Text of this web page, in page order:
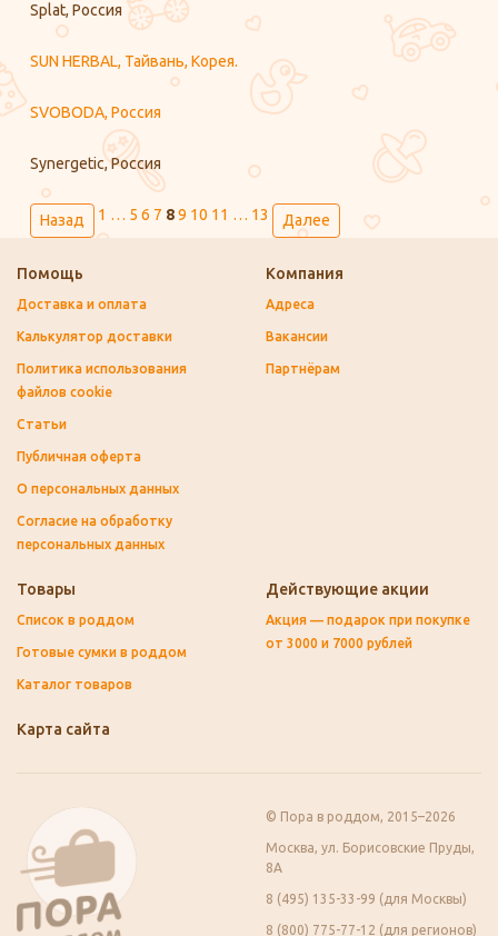
Splat, Россия
SUN HERBAL, Тайвань, Корея.
SVOBODA, Россия
Synergetic, Россия
Назад 1 … 5 6 7 89 10 11 … 13 Далее
Помощь
Доставка и оплата
Калькулятор доставки
Политика использования
файлов cookie
Статьи
Публичная оферта
О персональных данных
Согласие на обработку
персональных данных
Компания
Адреса
Вакансии
Партнёрам
Товары
Список в роддом
Готовые сумки в роддом
Каталог товаров
Действующие акции
Акция — подарок при покупке
от 3000 и 7000 рублей
Карта сайта
© Пора в роддом, 2015–2026
Москва, ул. Борисовские Пруды,
8А
8 (495) 135-33-99 (для Москвы)
8 (800) 775-77-12 (для регионов)